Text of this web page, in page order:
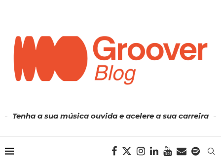
Tenha a sua música ouvida e acelere a sua carreira